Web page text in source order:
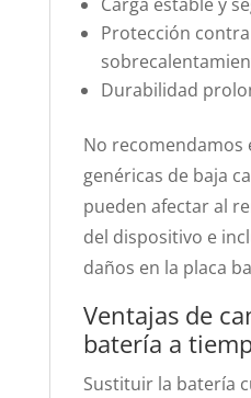
Protección contra
Durabilidad
No recomendamos
genéricas de baja
pueden afectar al
del dispositivo e
daños en la placa
Ventajas de
batería a
Sustituir la batería